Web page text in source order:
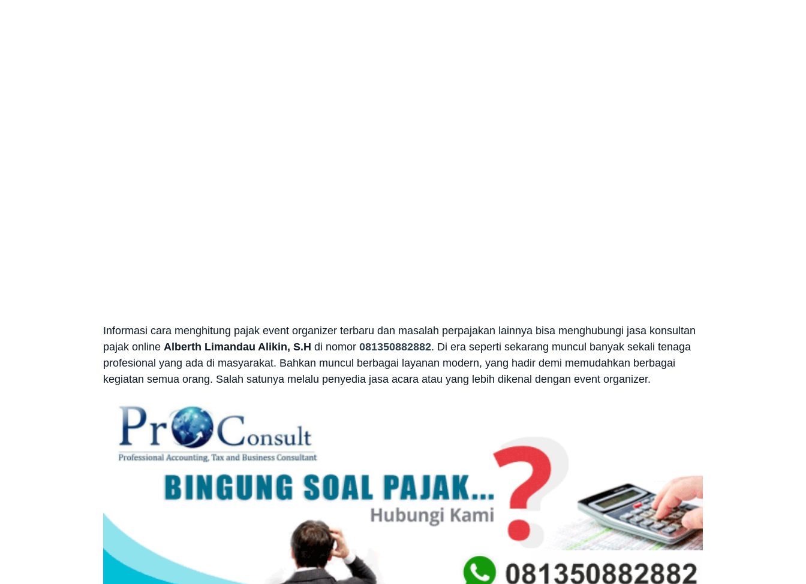
Informasi cara menghitung pajak event organizer terbaru dan masalah perpajakan lainnya bisa menghubungi jasa konsultan
pajak online Alberth Limandau Alikin, S.H di nomor 081350882882. Di era seperti sekarang muncul banyak sekali tenaga
profesional yang ada di masyarakat. Bahkan muncul berbagai layanan modern, yang hadir demi memudahkan berbagai
kegiatan semua orang. Salah satunya melalu penyedia jasa acara atau yang lebih dikenal dengan event organizer.